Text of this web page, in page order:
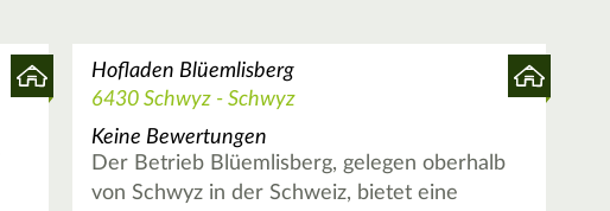
Hofladen Blüemlisberg
6430 Schwyz - Schwyz
Keine Bewertungen
Der Betrieb Blüemlisberg, gelegen oberhalb
von Schwyz in der Schweiz, bietet eine